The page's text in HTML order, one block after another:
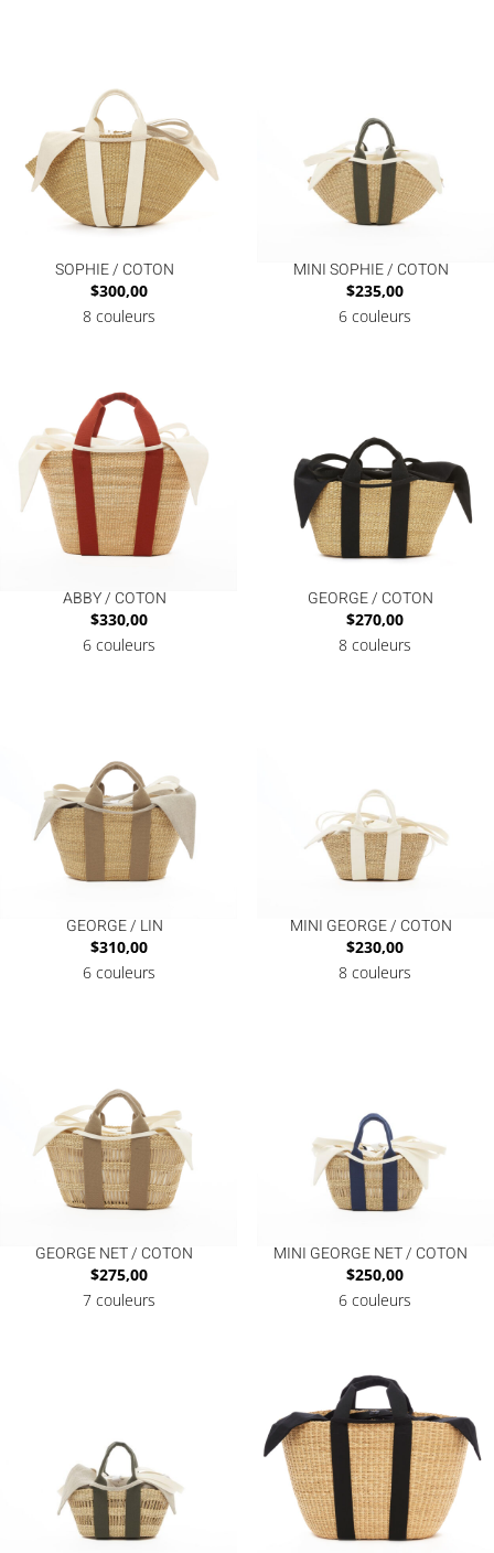
SOPHIE / COTON
$300,00
8 couleurs
MINI SOPHIE / COTON
$235,00
6 couleurs
ABBY / COTON
$330,00
6 couleurs
GEORGE / COTON
$270,00
8 couleurs
GEORGE / LIN
$310,00
6 couleurs
MINI GEORGE / COTON
$230,00
8 couleurs
GEORGE NET / COTON
$275,00
7 couleurs
MINI GEORGE NET / COTON
$250,00
6 couleurs